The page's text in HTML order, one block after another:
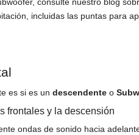
incluidas las puntas para
es si es un descendente o
frontales y la descensión
ondas de sonido hacia